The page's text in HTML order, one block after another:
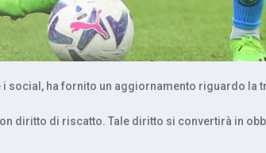
ha fornito un aggiornamento riguardo la
diritto di riscatto. Tale diritto si convertirà in